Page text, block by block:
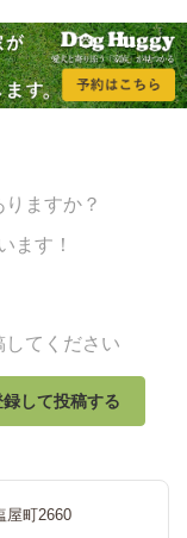
ますか？
ます！
してください
して投稿する
屋町2660